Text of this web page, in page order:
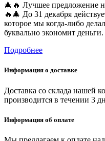
🎄🔥 Лучшее предложение
🔥🎄 До 31 декабря
которое мы когда-либо
буквально экономит деньги.
Подробнее
Информация о доставке
Доставка со склада нашей
производится в течении 3
Информация об оплате